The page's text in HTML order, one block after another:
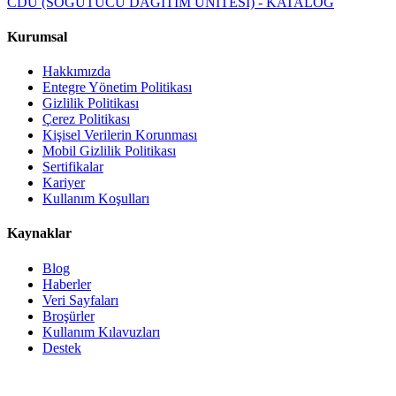
Kurumsal
Hakkımızda
Entegre Yönetim Politikası
Gizlilik Politikası
Çerez Politikası
Kişisel Verilerin Korunması
Mobil Gizlilik Politikası
Sertifikalar
Kariyer
Kullanım Koşulları
Kaynaklar
Blog
Haberler
Veri Sayfaları
Broşürler
Kullanım Kılavuzları
Destek